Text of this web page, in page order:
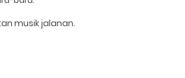
musik jalanan.